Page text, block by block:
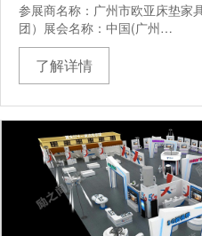
参展商名称：广州市欧亚床垫家
团）展会名称：中国(广州…
了解详情